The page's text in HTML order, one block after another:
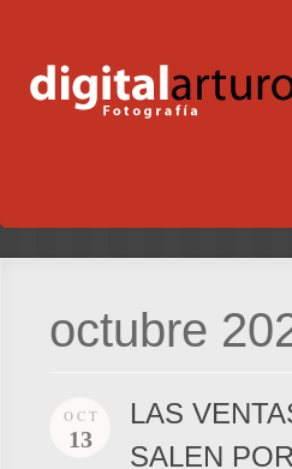
octubre
OCT
13
LAS
SALEN